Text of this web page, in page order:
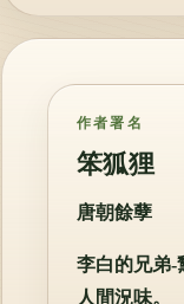
作者署名
笨狐狸
唐朝餘孽
李白的兄弟-
人間況味。